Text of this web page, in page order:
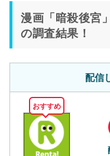
漫画「暗殺後宮
の調査結果！
配信
おすすめ